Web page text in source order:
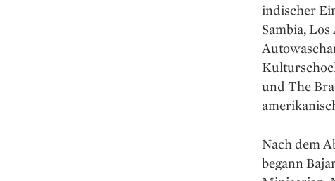
indischer
Sambia,
und The
Nach dem
begann